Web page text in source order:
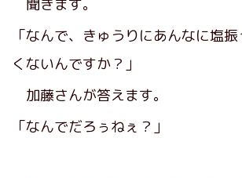
聞きます。
「なんで、きゅうりにあんなに塩
くないんですか？」
加藤さんが答えます。
「なんでだろぅねぇ？」